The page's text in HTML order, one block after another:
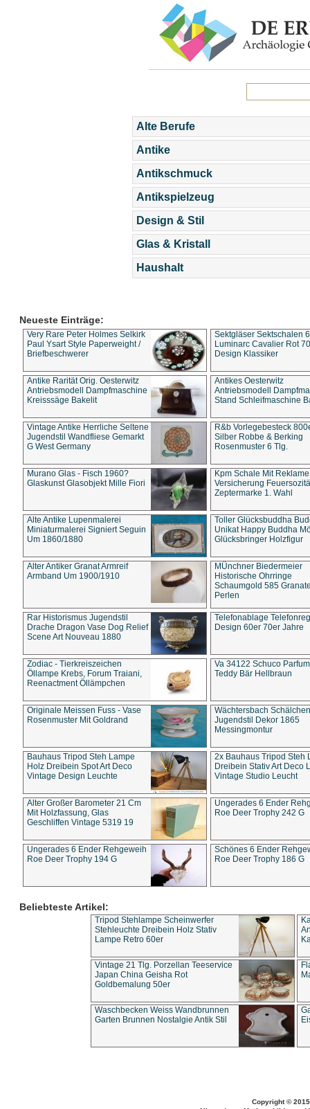
Alte Berufe
Antike
Antikschmuck
Antikspielzeug
Design & Stil
Glas & Kristall
Haushalt
Neueste Einträge:
Very Rare Peter Holmes Selkirk
Paul Ysart Style Paperweight /
Briefbeschwerer
Sektgläser Sektschalen
Luminarc Cavalier Rot
Design Klassiker
Antike Rarität Orig. Oesterwitz
Antriebsmodell Dampfmaschine
Kreisssäge Bakelit
Antikes Oesterwitz
Antriebsmodell
Stand Schleifmaschine
Vintage Antike Herrliche Seltene
Jugendstil Wandfliese Gemarkt
G West Germany
R&b Vorlegebesteck
Silber Robbe & Berking
Rosenmuster 6 Tlg.
Murano Glas - Fisch 1960?
Glaskunst Glasobjekt Mille Fiori
Kpm Schale Mit Reklame
Versicherung
Zeptermarke 1. Wahl
Alte Antike Lupenmalerei
Miniaturmalerei Signiert Seguin
Um 1860/1880
Toller Glücksbuddha
Unikat Happy Buddha
Glücksbringer Holzfigur
Alter Antiker Granat Armreif
Armband Um 1900/1910
MÜnchner Biedermeier
Historische Ohrringe
Schaumgold 585
Perlen
Rar Historismus Jugendstil
Drache Dragon Vase Dog Relief
Scene Art Nouveau 1880
Telefonablage
Design 60er 70er Jahre
Zodiac - Tierkreiszeichen
Öllampe Krebs, Forum Traiani,
Reenactment Öllämpchen
Va 34122 Schuco
Teddy Bär Hellbraun
Originale Meissen Fuss - Vase
Rosenmuster Mit Goldrand
Wächtersbach Schälchen
Jugendstil Dekor 1865
Messingmontur
Bauhaus Tripod Steh Lampe
Holz Dreibein Spot Art Deco
Vintage Design Leuchte
2x Bauhaus Tripod Steh
Dreibein Stativ Art Deco
Vintage Studio Leucht
Alter Großer Barometer 21 Cm
Mit Holzfassung, Glas
Geschliffen Vintage 5319 19
Ungerades 6 Ender
Roe Deer Trophy 242 G
Ungerades 6 Ender Rehgeweih
Roe Deer Trophy 194 G
Schönes 6 Ender
Roe Deer Trophy 186 G
Beliebteste Artikel:
Tripod Stehlampe Scheinwerfer
Stehleuchte Dreibein Holz Stativ
Lampe Retro 60er
Vintage 21 Tlg. Porzellan Teeservice
Japan China Geisha Rot
Goldbemalung 50er
Waschbecken Weiss Wandbrunnen
Garten Brunnen Nostalgie Antik Stil
Copyright ©